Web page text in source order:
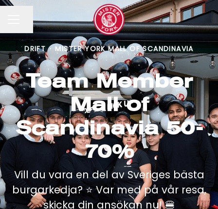
KARRIÄRMENY
Dela sidan
DRIFT · MISTER YORK MALL OF SCANDINAVIA
Team Member
Mall of
Scandinavia 50-
70%
Vill du vara en del av Sveriges bästa
burgarkedja? ⭐️ Var med på vår resa,
skicka din ansökan nu! 🍔